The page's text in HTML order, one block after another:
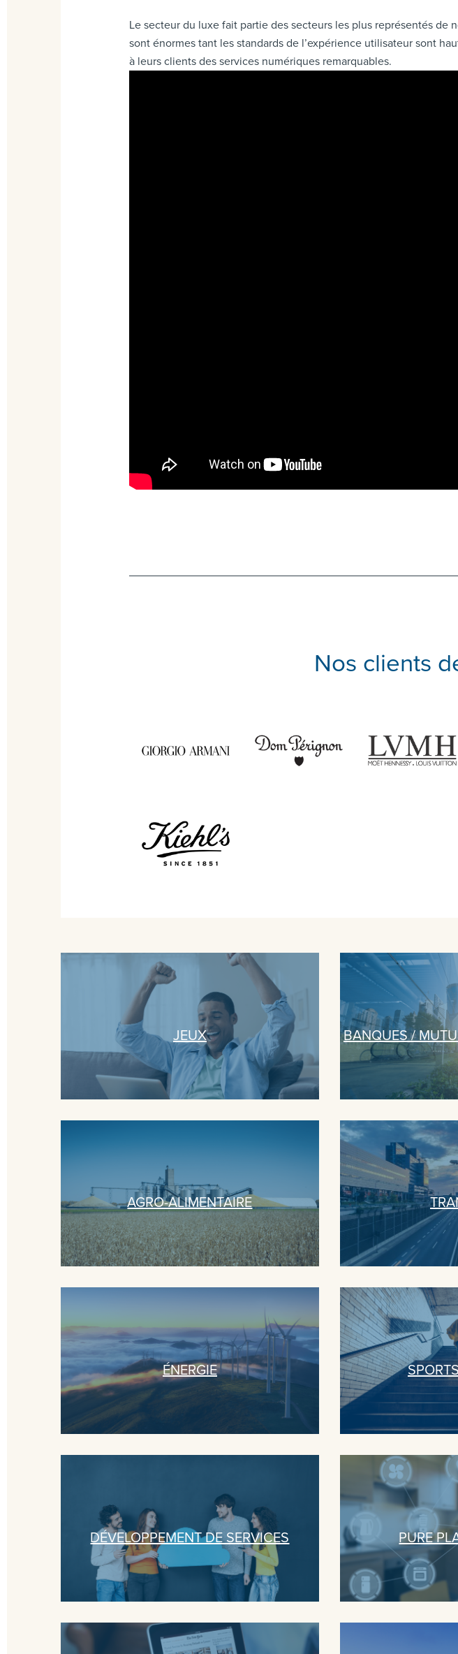
Le secteur du luxe fait partie des secteurs les plus représentés
sont énormes tant les standards de l’expérience utilisateur sont
à leurs clients des services numériques remarquables.
Nos clients
JEUX BANQUES /
AGRO-ALIMENTAIRE
ÉNERGIE
DÉVELOPPEMENT DE SERVICES PURE